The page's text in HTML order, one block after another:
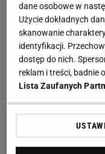
Zobacz wideoTrwa
dane osobowe w
Użycie dokładnych
skanowanie
identyfikacji.
dostęp do nich.
reklam i treści, badnie
Lista Zaufanych